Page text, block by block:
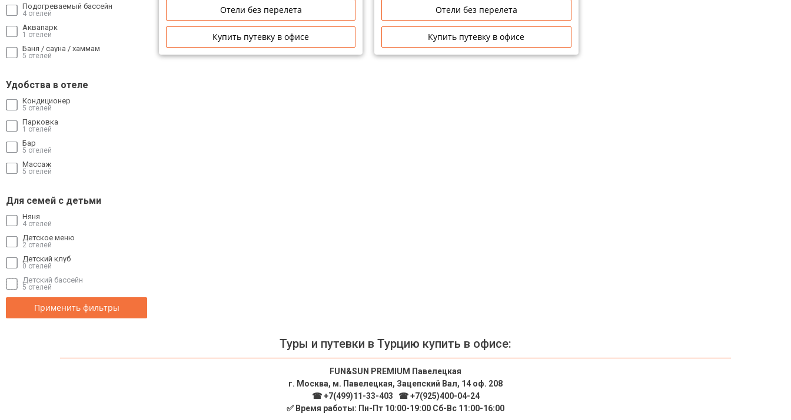
Подогреваемый бассейн
4 отелей
Аквапарк
1 отелей
Баня / сауна / хаммам
5 отелей
Удобства в отеле
Кондиционер
5 отелей
Парковка
1 отелей
Бар
5 отелей
Массаж
5 отелей
Для семей с детьми
Няня
4 отелей
Детское меню
2 отелей
Детский клуб
0 отелей
Детский бассейн
5 отелей
Применить фильтры
Отели без перелета
Купить путевку в офисе
Отели без перелета
Купить путевку в офисе
Туры и путевки в Турцию купить в офисе:
FUN&SUN PREMIUM Павелецкая
г. Москва, м. Павелецкая, Зацепский Вал, 14 оф. 208
☎ +7(499)11-33-403
☎ +7(925)400-04-24
✅ Время работы: Пн-Пт 10:00-19:00 Сб-Вс 11:00-16:00